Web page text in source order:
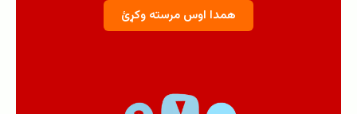
همدا اوس مرسته وکړئ